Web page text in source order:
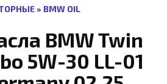
» BMW OIL
BMW Twin
5W-30 LL-01